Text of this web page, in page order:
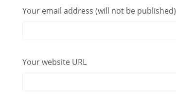
Your email address (will not be published)
Your website URL